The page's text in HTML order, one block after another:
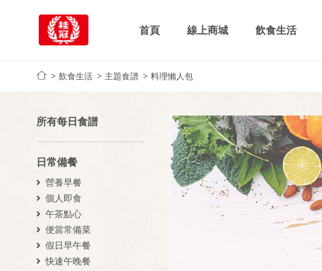
首頁 線上商城 飲食生活
飲食生活 主題食譜 料理懶人包
所有每日食譜
日常備餐
營養早餐
個人即食
午茶點心
便當常備菜
假日早午餐
快速午晚餐